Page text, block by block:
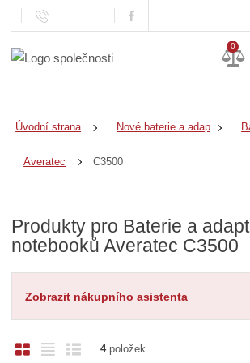
0
Úvodní strana Nové baterie a adaptéry
Averatec C3500
Produkty pro Baterie a
notebooků Averatec C3500
Zobrazit nákupního asistenta
O
Ř
4položek